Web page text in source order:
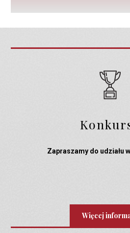
Zapraszamy do udziału
Więcej